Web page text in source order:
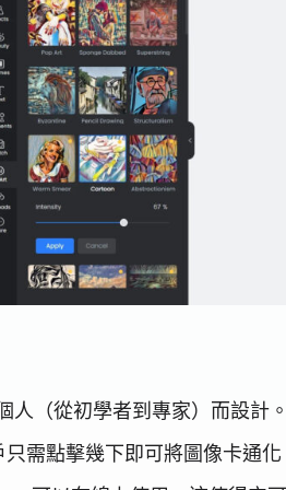
人（從初學者到專家）而設計。
需點擊幾下即可將圖像卡通